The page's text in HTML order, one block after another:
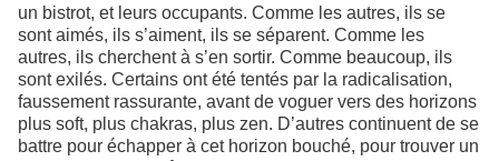
un bistrot, et leurs occupants. Comme les autres, ils se
sont aimés, ils s’aiment, ils se séparent. Comme les
autres, ils cherchent à s’en sortir. Comme beaucoup, ils
sont exilés. Certains ont été tentés par la radicalisation,
faussement rassurante, avant de voguer vers des horizons
plus soft, plus chakras, plus zen. D’autres continuent de se
battre pour échapper à cet horizon bouché, pour trouver un